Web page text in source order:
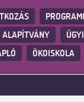
ALAPÍTVÁNY
ÖKOISKOLA